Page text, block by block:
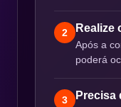
2 Realize
Após a
poderá
3 Precisa